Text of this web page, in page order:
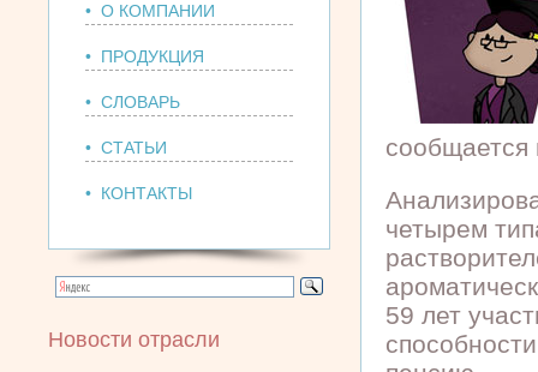
• О КОМПАНИИ
• ПРОДУКЦИЯ
• СЛОВАРЬ
• СТАТЬИ
• КОНТАКТЫ
Новости отрасли
сообщается
четырем
59 лет